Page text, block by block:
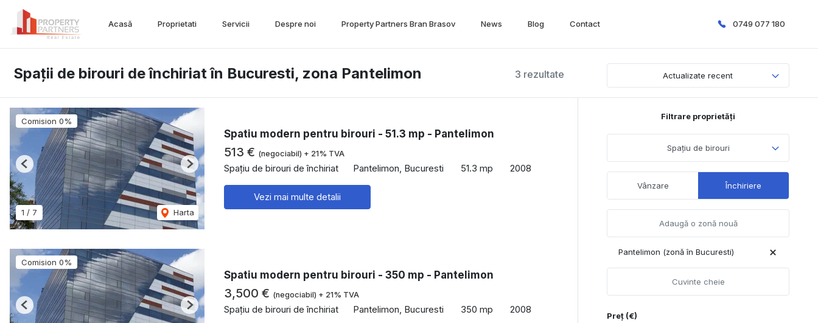
Acasă Proprietati Servicii Despre noi Property Partners Bran Brasov News Blog Contact 0749 077 180
3 rezultate
Spații de birouri de închiriat în Bucuresti, zona Pantelimon Actualizate recent
Comision 0%
1 / 7 Harta
Previous Next
Spatiu modern pentru birouri - 51.3 mp - Pantelimon
513 € (negociabil) + 21% TVA
Spațiu de birouri de închiriat Pantelimon, Bucuresti 51.3 mp 2008
Vezi mai multe detalii
Comision 0%
Previous Next
Spatiu modern pentru birouri - 350 mp - Pantelimon
3,500 € (negociabil) + 21% TVA
Spațiu de birouri de închiriat Pantelimon, Bucuresti 350 mp 2008
Filtrare proprietăți
Spațiu de birouri
Vânzare Închiriere
Pantelimon (zonă în Bucuresti)
Preț (€)